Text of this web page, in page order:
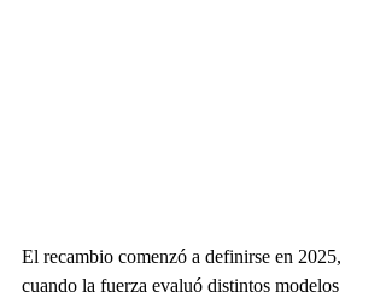
El recambio comenzó a definirse en 2025,
cuando la fuerza evaluó distintos modelos